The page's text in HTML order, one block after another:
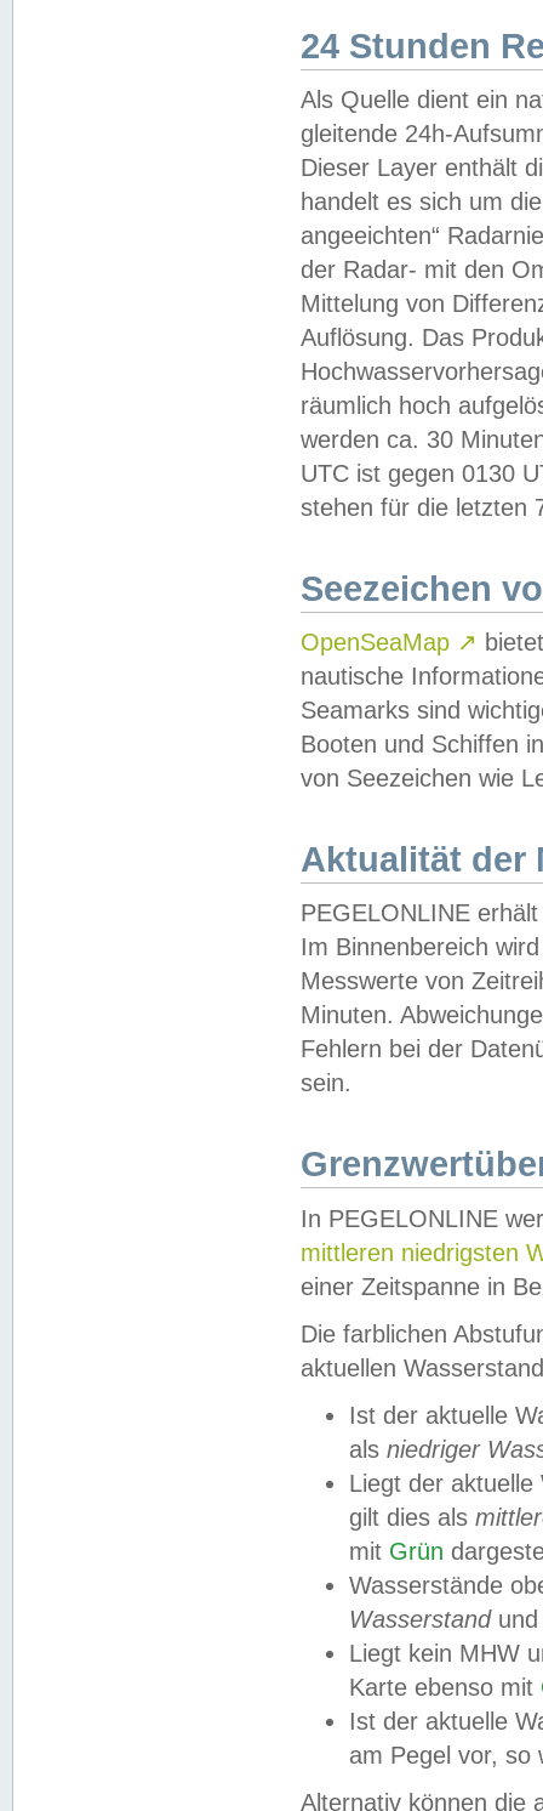
24 Stunden
Als Quelle dient ein
gleitende 24h-
Dieser Layer enthält
handelt es sich um
angeeichten“
der Radar- mit den
Mittelung von
Auflösung. Das
räumlich hoch
werden ca. 30
UTC ist gegen 0130
stehen für die letzten
Seezeichen
OpenSeaMap ↗
nautische
Seamarks sind
Booten und Schiffen
von Seezeichen wie
Aktualität der
PEGELONLINE
Im Binnenbereich
Messwerte von
Minuten.
Fehlern bei der
sein.
In PEGELONLINE
mittleren niedrigsten
einer Zeitspanne in
Die farblichen
aktuellen
Ist der aktuelle
als niedriger
Liegt der
gilt dies als
mit Grün
Wasserstände
Wasserstandund
Liegt kein MHW
Karte ebenso mit
Ist der aktuelle
am Pegel vor,
Alternativ können die